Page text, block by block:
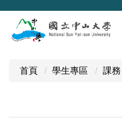
跳
主
首頁 學生專區 課務